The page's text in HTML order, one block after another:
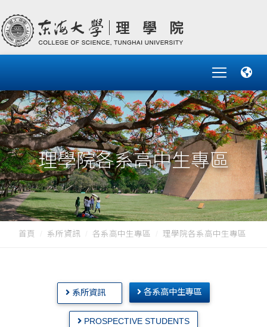
理學院各系高中生專區
首頁 系所資訊 各系高中生專區 理學院各系高中生專區
系所資訊 各系高中生專區
PROSPECTIVE STUDENTS